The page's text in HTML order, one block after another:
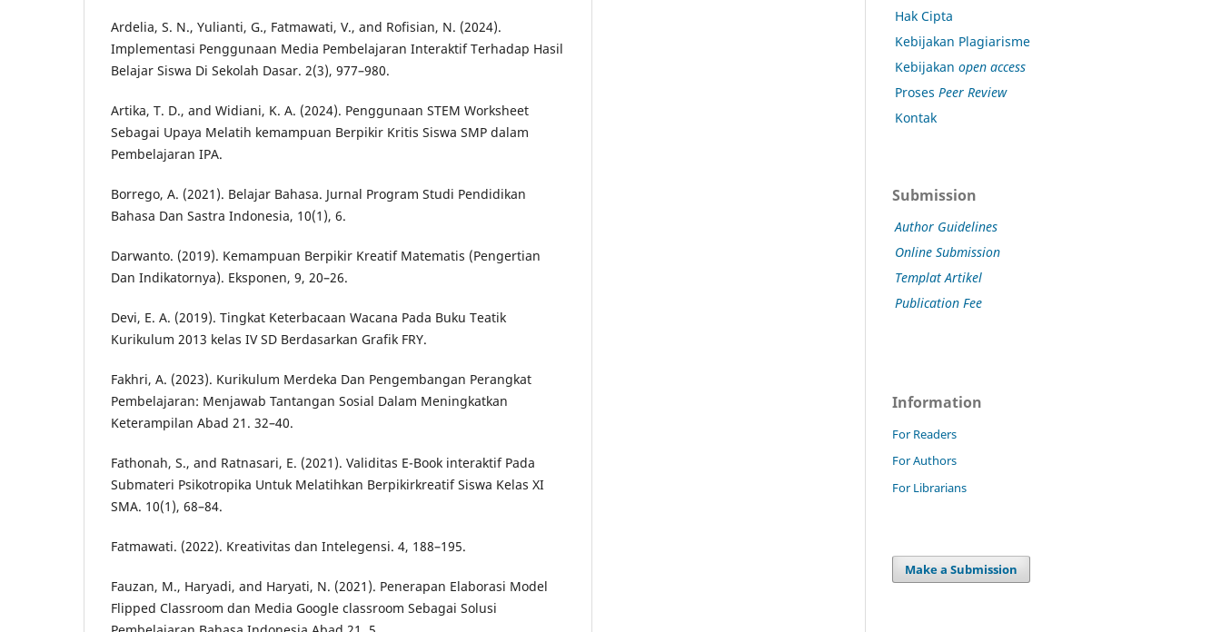
Ardelia, S. N., Yulianti, G., Fatmawati, V., and Rofisian, N. (2024).
Implementasi Penggunaan Media Pembelajaran Interaktif Terhadap Hasil
Belajar Siswa Di Sekolah Dasar. 2(3), 977–980.
Artika, T. D., and Widiani, K. A. (2024). Penggunaan STEM Worksheet
Sebagai Upaya Melatih kemampuan Berpikir Kritis Siswa SMP dalam
Pembelajaran IPA.
Borrego, A. (2021). Belajar Bahasa. Jurnal Program Studi Pendidikan
Bahasa Dan Sastra Indonesia, 10(1), 6.
Darwanto. (2019). Kemampuan Berpikir Kreatif Matematis (Pengertian
Dan Indikatornya). Eksponen, 9, 20–26.
Devi, E. A. (2019). Tingkat Keterbacaan Wacana Pada Buku Teatik
Kurikulum 2013 kelas IV SD Berdasarkan Grafik FRY.
Fakhri, A. (2023). Kurikulum Merdeka Dan Pengembangan Perangkat
Pembelajaran: Menjawab Tantangan Sosial Dalam Meningkatkan
Keterampilan Abad 21. 32–40.
Fathonah, S., and Ratnasari, E. (2021). Validitas E-Book interaktif Pada
Submateri Psikotropika Untuk Melatihkan Berpikirkreatif Siswa Kelas XI
SMA. 10(1), 68–84.
Fatmawati. (2022). Kreativitas dan Intelegensi. 4, 188–195.
Fauzan, M., Haryadi, and Haryati, N. (2021). Penerapan Elaborasi Model
Flipped Classroom dan Media Google classroom Sebagai Solusi
Hak Cipta
Kebijakan Plagiarisme
Kebijakan open access
Proses Peer Review
Kontak
Submission
Author Guidelines
Online Submission
Templat Artikel
Publication Fee
Information
For Readers
For Authors
For Librarians
Make a Submission